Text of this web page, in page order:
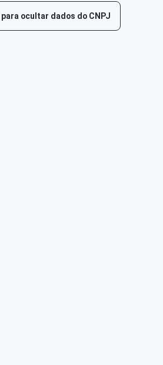
ocultar dados do CNPJ